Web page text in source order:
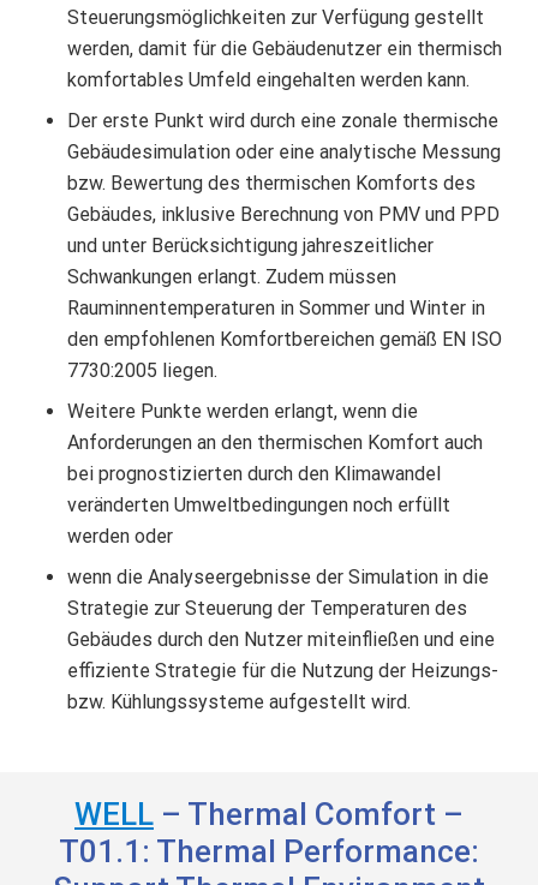
Steuerungsmöglichkeiten zur Verfügung gestellt
werden, damit für die Gebäudenutzer ein thermisch
komfortables Umfeld eingehalten werden kann.
Der erste Punkt wird durch eine zonale thermische
Gebäudesimulation oder eine analytische Messung
bzw. Bewertung des thermischen Komforts des
Gebäudes, inklusive Berechnung von PMV und PPD
und unter Berücksichtigung jahreszeitlicher
Schwankungen erlangt. Zudem müssen
Rauminnentemperaturen in Sommer und Winter in
den empfohlenen Komfortbereichen gemäß EN ISO
7730:2005 liegen.
Weitere Punkte werden erlangt, wenn die
Anforderungen an den thermischen Komfort auch
bei prognostizierten durch den Klimawandel
veränderten Umweltbedingungen noch erfüllt
werden oder
wenn die Analyseergebnisse der Simulation in die
Strategie zur Steuerung der Temperaturen des
Gebäudes durch den Nutzer miteinfließen und eine
effiziente Strategie für die Nutzung der Heizungs-
bzw. Kühlungssysteme aufgestellt wird.
WELL – Thermal Comfort –
T01.1: Thermal Performance: